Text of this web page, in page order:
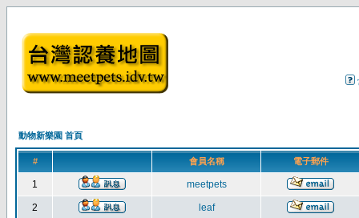
動物新樂園 首頁
# 會員名稱 電子郵件
1 meetpets
2 leaf